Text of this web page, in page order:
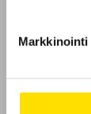
Markkinointi